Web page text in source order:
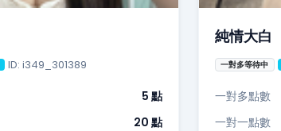
ID: i349_301389
5 點
20 點
純情大白
一對多等待中
一對多點數
一對一點數